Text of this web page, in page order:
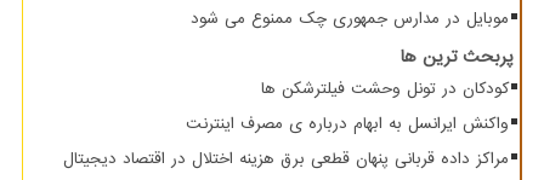
موبایل در مدارس جمهوری چک ممنوع می شود
پربحث ترین ها
کودکان در تونل وحشت فیلترشکن ها
واکنش ایرانسل به ابهام درباره ی مصرف اینترنت
مراکز داده قربانی پنهان قطعی برق هزینه اختلال در اقتصاد دیجیتال